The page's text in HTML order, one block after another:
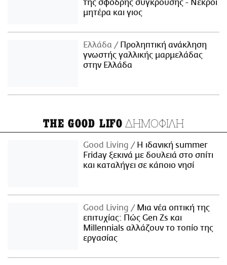
της σφοδρής σύγκρουσης - Νεκροί
μητέρα και γιος
Ελλάδα
Προληπτική ανάκληση
γνωστής γαλλικής μαρμελάδας
στην Ελλάδα
THE GOOD LIFO ΔΗΜΟΦΙΛΗ
Good Living
Η ιδανική summer
Friday ξεκινά με δουλειά στο σπίτι
και καταλήγει σε κάποιο νησί
Good Living
Μια νέα οπτική της
επιτυχίας: Πώς Gen Zs και
Millennials αλλάζουν το τοπίο της
εργασίας